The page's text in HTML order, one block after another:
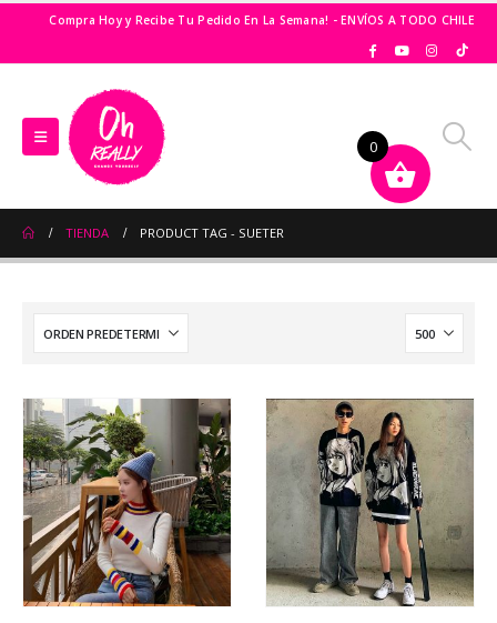
Compra Hoy y Recibe Tu Pedido En La Semana! - ENVÍOS A TODO CHILE
TIENDA PRODUCT TAG - SUETER
0